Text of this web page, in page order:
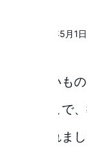
2017年5月1日
っと良いも
プ。ここで
手に入れま